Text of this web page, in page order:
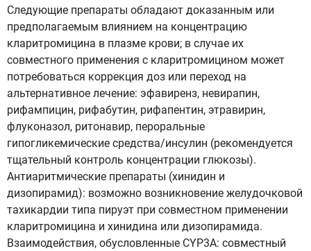
Следующие препараты обладают доказанным или
предполагаемым влиянием на концентрацию
кларитромицина в плазме крови; в случае их
совместного применения с кларитромицином может
потребоваться коррекция доз или переход на
альтернативное лечение: эфавиренз, невирапин,
рифампицин, рифабутин, рифапентин, этравирин,
флуконазол, ритонавир, пероральные
гипогликемические средства/инсулин (рекомендуется
тщательный контроль концентрации глюкозы).
Антиаритмические препараты (хинидин и
дизопирамид): возможно возникновение желудочковой
тахикардии типа пируэт при совместном применении
кларитромицина и хинидина или дизопирамида.
Взаимодействия, обусловленные CYP3А: совместный